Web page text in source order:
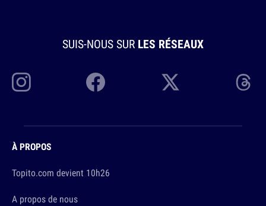
SUIS-NOUS SUR LES RÉSEAUX
À PROPOS
Topito.com devient 10h26
A propos de nous